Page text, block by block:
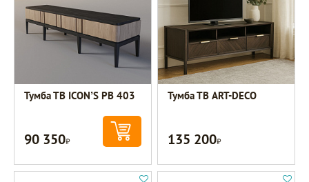
Тумба ТВ ICON’S РВ 403
90 350Р
Тумба ТВ ART-DECO
135 200Р